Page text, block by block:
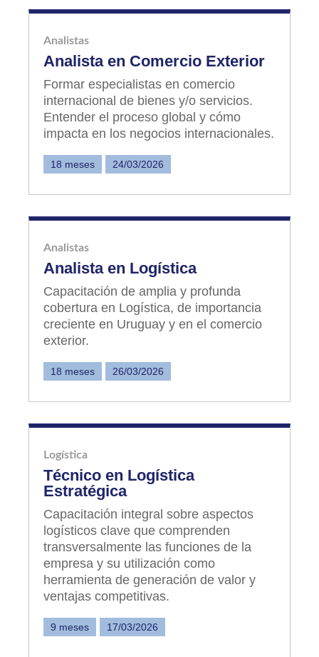
Analistas
Analista en Comercio Exterior
Formar especialistas en comercio
internacional de bienes y/o servicios.
Entender el proceso global y cómo
impacta en los negocios internacionales.
18 meses 24/03/2026
Analistas
Analista en Logística
Capacitación de amplia y profunda
cobertura en Logística, de importancia
creciente en Uruguay y en el comercio
exterior.
18 meses 26/03/2026
Logística
Técnico en Logística
Estratégica
Capacitación integral sobre aspectos
logísticos clave que comprenden
transversalmente las funciones de la
empresa y su utilización como
herramienta de generación de valor y
ventajas competitivas.
9 meses 17/03/2026